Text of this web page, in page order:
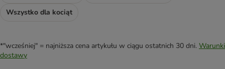
Wszystko dla kociąt
*"wcześniej" = najniższa cena artykułu w ciągu ostatnich 30 dni. Warunki
dostawy